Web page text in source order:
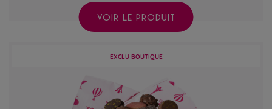
VOIR LE PRODUIT
EXCLU BOUTIQUE